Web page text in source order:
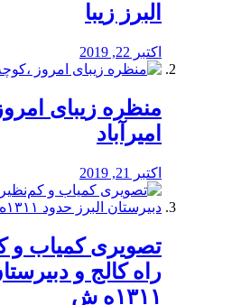
البرز زیبا
اکتبر 22, 2019
منظره‌‌ زیبای
امیرآباد
اکتبر 21, 2019
️تصویری کمیاب و
راه كالج و
۱۳۱۱ه ش